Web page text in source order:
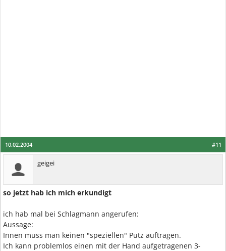
#11
10.02.2004
geigei
so jetzt hab ich mich erkundigt
ich hab mal bei Schlagmann angerufen:
Aussage:
Innen muss man keinen "speziellen" Putz auftragen.
Ich kann problemlos einen mit der Hand aufgetragenen 3-